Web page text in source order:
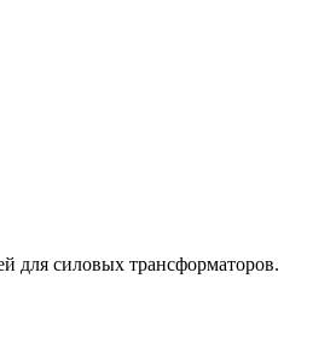
для силовых трансформаторов.